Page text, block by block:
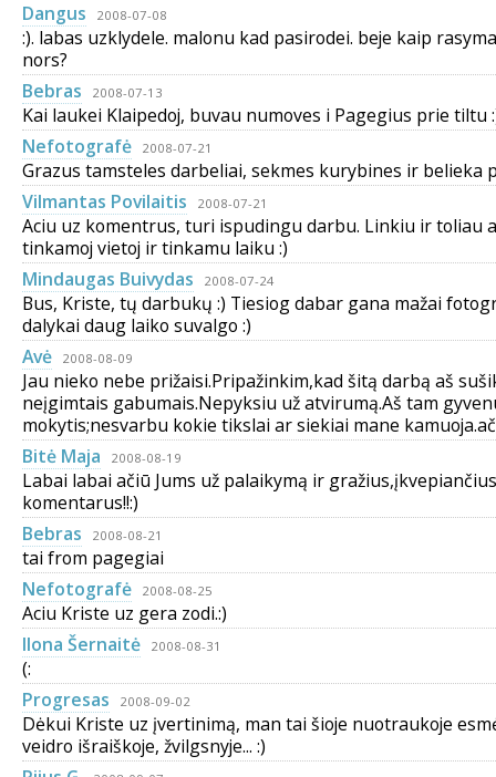
Dangus
2008-07-08
:). labas uzklydele. malonu kad pasirodei. beje kaip
nors?
Bebras
2008-07-13
Kai laukei Klaipedoj, buvau numoves i Pagegius prie tiltu
Nefotografė
2008-07-21
Grazus tamsteles darbeliai, sekmes kurybines ir belieka
Vilmantas Povilaitis
2008-07-21
Aciu uz komentrus, turi ispudingu darbu. Linkiu ir toliau
tinkamoj vietoj ir tinkamu laiku :)
Mindaugas Buivydas
2008-07-24
Bus, Kriste, tų darbukų :) Tiesiog dabar gana mažai
dalykai daug laiko suvalgo :)
Avė
2008-08-09
Jau nieko nebe prižaisi.Pripažinkim,kad šitą darbą aš
neįgimtais gabumais.Nepyksiu už atvirumą.Aš tam
mokytis;nesvarbu kokie tikslai ar siekiai mane
Bitė Maja
2008-08-19
Labai labai ačiū Jums už palaikymą ir gražius,įkvepiančius
komentarus!!:)
Bebras
2008-08-21
tai from pagegiai
Nefotografė
2008-08-25
Aciu Kriste uz gera zodi.:)
Ilona Šernaitė
2008-08-31
(:
Progresas
2008-09-02
Dėkui Kriste uz įvertinimą, man tai šioje nuotraukoje
veidro išraiškoje, žvilgsnyje... :)